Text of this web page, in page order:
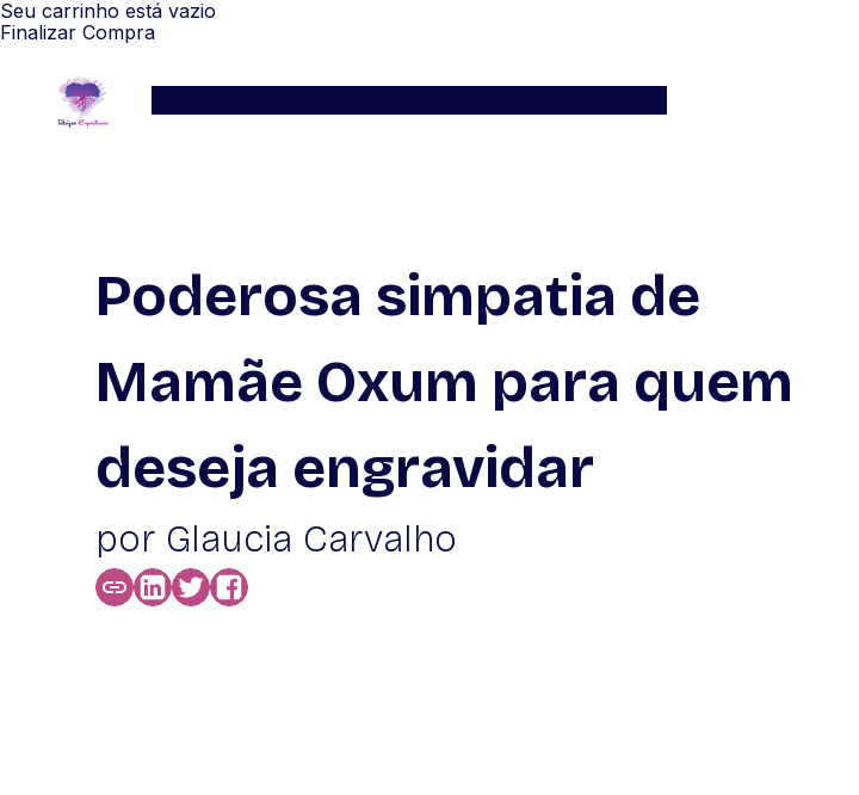
Seu carrinho está vazio
Finalizar Compra
Poderosa simpatia de
Mamãe Oxum para quem
deseja engravidar
por Glaucia Carvalho